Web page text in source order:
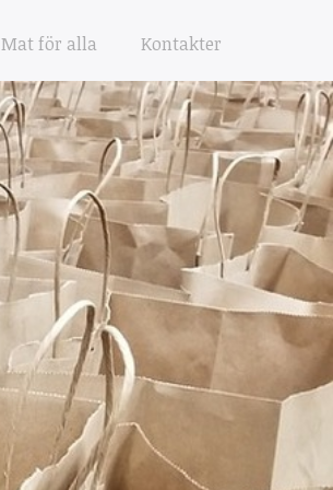
Mat för alla Kontakter